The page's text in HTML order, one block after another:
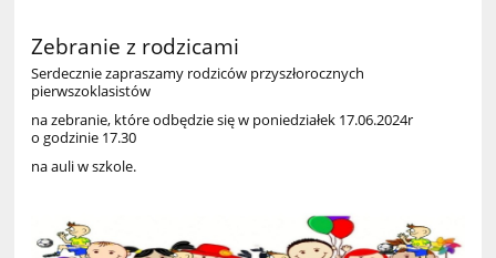
Zebranie z rodzicami
Serdecznie zapraszamy rodziców przyszłorocznych
pierwszoklasistów
na zebranie, które odbędzie się w poniedziałek 17.06.2024r
o godzinie 17.30
na auli w szkole.